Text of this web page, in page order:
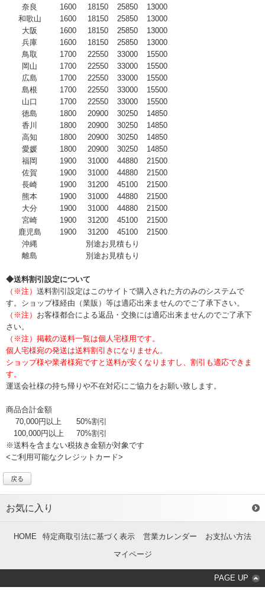
奈良
1600 18150 25850
13000
和歌山
1600 18150 25850
13000
大阪
1600 18150 25850
13000
兵庫
1600 18150 25850
13000
鳥取
1700 22550 33000
15500
岡山
1700 22550 33000
15500
広島
1700 22550 33000
15500
島根
1700 22550 33000
15500
山口
1700 22550 33000
15500
徳島
1800 20900 30250
14850
香川
1800 20900 30250
14850
高知
1800 20900 30250
14850
愛媛
1800 20900 30250
14850
福岡
1900 31000 44880
21500
佐賀
1900 31000 44880
21500
長崎
1900 31200 45100
21500
熊本
1900 31000 44880
21500
大分
1900 31000 44880
21500
宮崎
1900 31200 45100
21500
鹿児島
1900 31200 45100
21500
沖縄
別途お見積もり
離島
別途お見積もり
◆送料割引設定について
（※注） 送料割引設定はこのサイトで購入された方のみのシステムで
す。ショップ様経由（業販）等は適応出来ませんのでご了承下さい。
（※注） お客様都合による返品・交換には適応出来ませんのでご了承下
さい。
（※注）掲載の送料一覧は個人宅様用です。
個人宅様宛の発送は送料割引きになりません。
ショップ様や業者様宛ですと送料が安くなりますし、割引も適応できま
す。
運送会社様の持ち帰りや不在対応にご協力をお願い致します。
商品合計金額
70,000円以上
50%割引
100,000円以上
70%割引
※送料を含まない税抜き金額が対象です
<ご利用可能なクレジットカード>
戻る
お気に入り
HOME 特定商取引法に基づく表示 営業カレンダー
お支払い方法
マイページ
PAGE UP